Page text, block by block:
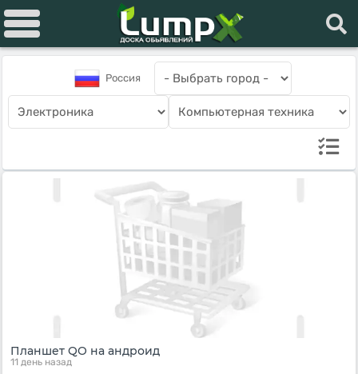
Россия
Планшет QO на андроид
11 день назад